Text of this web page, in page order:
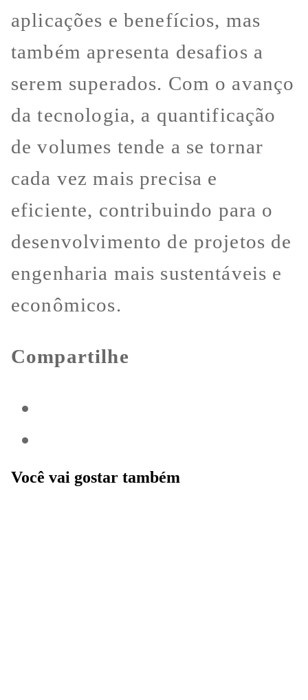
aplicações e benefícios, mas
também apresenta desafios a
serem superados. Com o avanço
da tecnologia, a quantificação
de volumes tende a se tornar
cada vez mais precisa e
eficiente, contribuindo para o
desenvolvimento de projetos de
engenharia mais sustentáveis e
econômicos.
Compartilhe
Você vai gostar também